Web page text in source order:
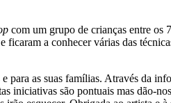
com um grupo de crianças entre os
a conhecer várias das
as suas famílias. Através da
iniciativas são pontuais mas dão-